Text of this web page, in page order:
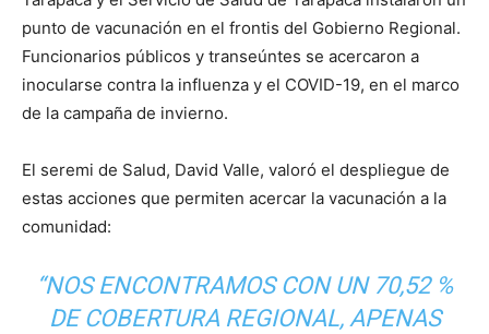
punto de vacunación en el frontis del Gobierno Regional.
Funcionarios públicos y transeúntes se acercaron a
inocularse contra la influenza y el COVID-19, en el marco
de la campaña de invierno.
El seremi de Salud, David Valle, valoró el despliegue de
estas acciones que permiten acercar la vacunación a la
comunidad:
“NOS ENCONTRAMOS CON UN 70,52 %
DE COBERTURA REGIONAL, APENAS